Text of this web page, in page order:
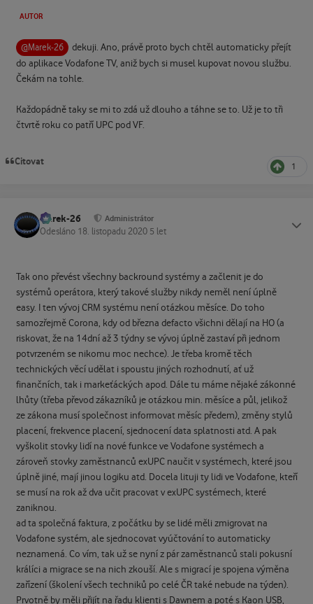
AUTOR
@Marek-26
dekuji. Ano, právě proto bych chtěl automaticky přejít
do aplikace Vodafone TV, aniž bych si musel kupovat novou službu.
Čekám na tohle.
Každopádně taky se mi to zdá už dlouho a táhne se to. Už je to tři
čtvrtě roku co patří UPC pod VF.
Citovat 1
Marek-26 Administrátor
Odesláno 18. listopadu 2020 5 let
Tak ono převést všechny backround systémy a začlenit je do
systémů operátora, který takové služby nikdy neměl není úplně
easy. I ten vývoj CRM systému není otázkou měsíce. Do toho
samozřejmě Corona, kdy od března defacto všichni dělají na HO (a
riskovat, že na 14dní až 3 týdny se vývoj úplně zastaví při jednom
potvrzeném se nikomu moc nechce). Je třeba kromě těch
technických věcí udělat i spoustu jiných rozhodnutí, ať už
finančních, tak i markeťáckých apod. Dále tu máme nějaké zákonné
lhůty (třeba převod zákazníků je otázkou min. měsíce a půl, jelikož
ze zákona musí společnost informovat měsíc předem), změny stylů
placení, frekvence placení, sjednocení data splatnosti atd. A pak
vyškolit stovky lidí na nové funkce ve Vodafone systémech a
zároveň stovky zaměstnanců exUPC naučit v systémech, které jsou
úplně jiné, mají jinou logiku atd. Docela lituji ty lidi ve Vodafone, kteří
se musí na rok až dva učit pracovat v exUPC systémech, které
zaniknou.
ad ta společná faktura, z počátku by se lidé měli zmigrovat na
Vodafone systém, ale sjednocovat vyúčtování to automaticky
neznamená. Co vím, tak už se nyní z pár zaměstnanců stali pokusní
králíci a migrace se na nich zkouší. Ale s migrací je spojena výměna
zařízení (školení všech techniků po celé ČR také nebude na týden).
Prvotně by měli přijít na řadu klienti s Dawnem a poté s Kaon USB,